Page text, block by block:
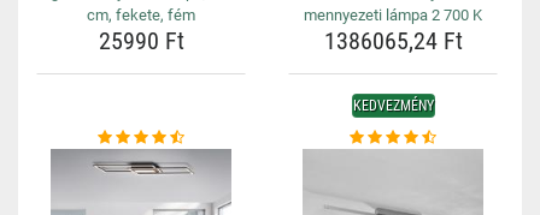
cm, fekete, fém
25990 Ft
mennyezeti lámpa 2 700 K
1386065,24 Ft
KEDVEZMÉNY